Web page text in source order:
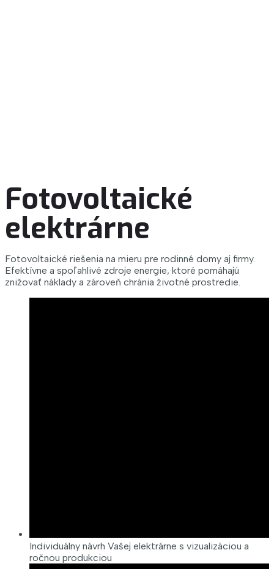
Fotovoltaické
elektrárne
Fotovoltaické riešenia na mieru pre rodinné domy aj firmy.
Efektívne a spoľahlivé zdroje energie, ktoré pomáhajú
znižovať náklady a zároveň chránia životné prostredie.
Individuálny návrh Vašej elektrárne s vizualizáciou a
ročnou produkciou